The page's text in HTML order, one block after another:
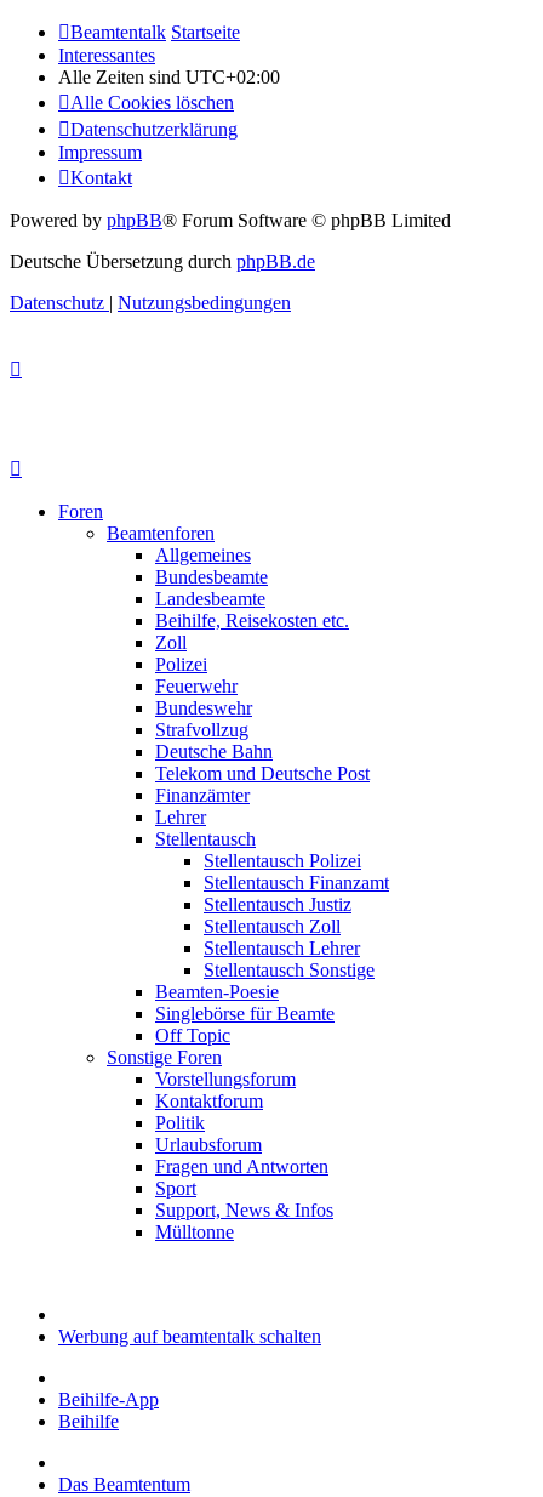
Beamtentalk Startseite
Interessantes
Alle Zeiten sind UTC+02:00
Alle Cookies löschen
Datenschutzerklärung
Impressum
Kontakt
Powered by phpBB® Forum Software © phpBB Limited
Deutsche Übersetzung durch phpBB.de
Datenschutz | Nutzungsbedingungen
Foren
Beamtenforen
Allgemeines
Bundesbeamte
Landesbeamte
Beihilfe, Reisekosten etc.
Zoll
Polizei
Feuerwehr
Bundeswehr
Strafvollzug
Deutsche Bahn
Telekom und Deutsche Post
Finanzämter
Lehrer
Stellentausch
Stellentausch Polizei
Stellentausch Finanzamt
Stellentausch Justiz
Stellentausch Zoll
Stellentausch Lehrer
Stellentausch Sonstige
Beamten-Poesie
Singlebörse für Beamte
Off Topic
Sonstige Foren
Vorstellungsforum
Kontaktforum
Politik
Urlaubsforum
Fragen und Antworten
Sport
Support, News & Infos
Mülltonne
Werbung auf beamtentalk schalten
Beihilfe-App
Beihilfe
Das Beamtentum